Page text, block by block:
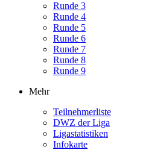
Runde 3
Runde 4
Runde 5
Runde 6
Runde 7
Runde 8
Runde 9
Mehr
Teilnehmerliste
DWZ der Liga
Ligastatistiken
Infokarte